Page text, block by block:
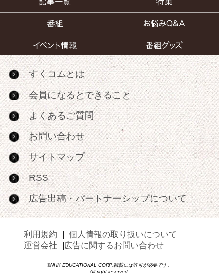
すくコムとは
会員になるとできること
よくあるご質問
お問い合わせ
サイトマップ
RSS
広告出稿・パートナーシップについて
利用規約 |個人情報の取り扱いについて
運営会社 |広告に関するお問い合わせ
©NHK EDUCATIONAL CORP.転載には許可が必要です。
All right reserved.